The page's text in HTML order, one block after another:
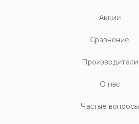
Акции
Cравнение
Производители
О нас
Частые вопросы